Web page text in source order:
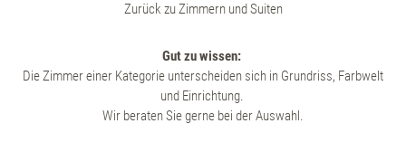
Zurück zu Zimmern und Suiten
Gut zu wissen:
Die Zimmer einer Kategorie unterscheiden sich in Grundriss, Farbwelt
und Einrichtung.
Wir beraten Sie gerne bei der Auswahl.